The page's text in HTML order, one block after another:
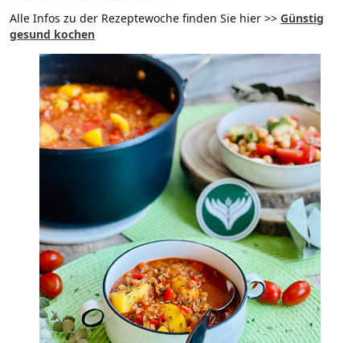
Alle Infos zu der Rezeptewoche finden Sie hier >> Günstig
gesund kochen